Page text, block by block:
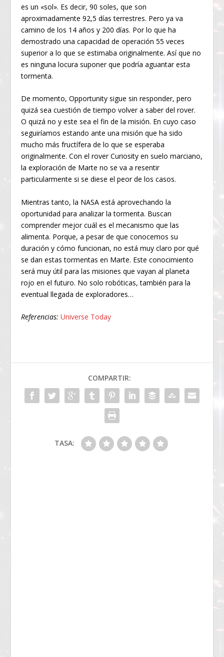
es un «sol». Es decir, 90 soles, que son
aproximadamente 92,5 días terrestres. Pero ya va
camino de los 14 años y 200 días. Por lo que ha
demostrado una capacidad de operación 55 veces
superior a lo que se estimaba originalmente. Así que no
es ninguna locura suponer que podría aguantar esta
tormenta.
De momento, Opportunity sigue sin responder, pero
quizá sea cuestión de tiempo volver a saber del rover.
O quizá no y este sea el fin de la misión. En cuyo caso
seguiríamos estando ante una misión que ha sido
mucho más fructífera de lo que se esperaba
originalmente. Con el rover Curiosity en suelo marciano,
la exploración de Marte no se va a resentir
particularmente si se diese el peor de los casos.
Mientras tanto, la NASA está aprovechando la
oportunidad para analizar la tormenta. Buscan
comprender mejor cuál es el mecanismo que las
alimenta. Porque, a pesar de que conocemos su
duración y cómo funcionan, no está muy claro por qué
se dan estas tormentas en Marte. Este conocimiento
será muy útil para las misiones que vayan al planeta
rojo en el futuro. No solo robóticas, también para la
eventual llegada de exploradores…
Referencias:Universe Today
COMPARTIR:
TASA: